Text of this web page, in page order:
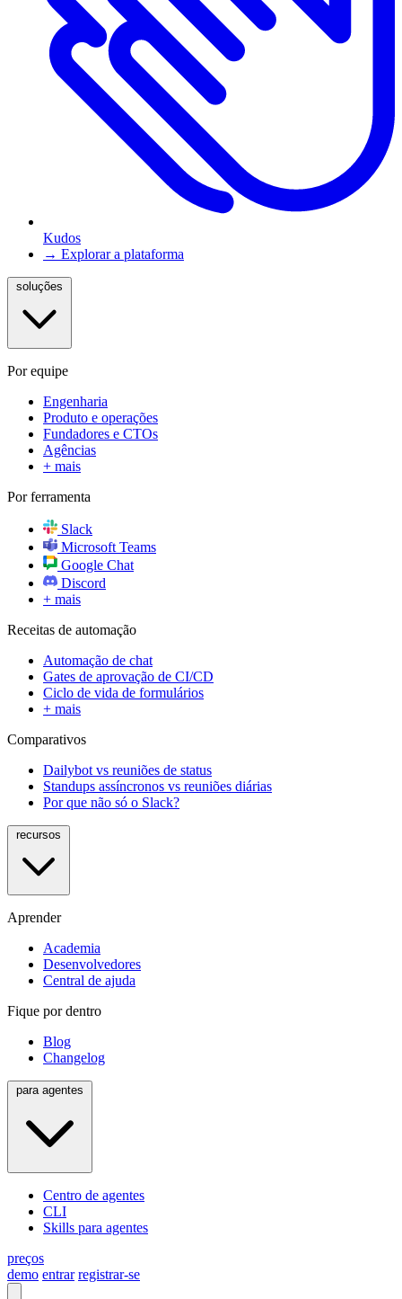
Kudos
→ Explorar a plataforma
Por equipe
Engenharia
Produto e operações
Fundadores e CTOs
Agências
+ mais
Por ferramenta
Slack
Microsoft Teams
Google Chat
Discord
+ mais
Receitas de automação
Automação de chat
Gates de aprovação de CI/CD
Ciclo de vida de formulários
+ mais
Comparativos
Dailybot vs reuniões de status
Standups assíncronos vs reuniões diárias
Por que não só o Slack?
Aprender
Academia
Desenvolvedores
Central de ajuda
Fique por dentro
Blog
Changelog
Centro de agentes
CLI
Skills para agentes
preços
demo entrar registrar-se